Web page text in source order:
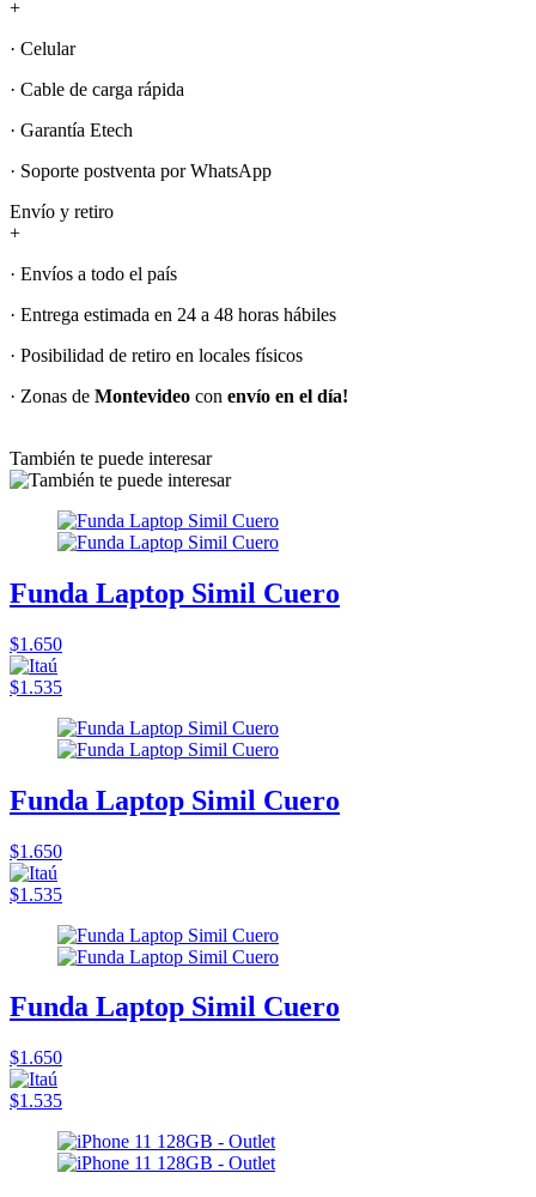
+
· Celular
· Cable de carga rápida
· Garantía Etech
· Soporte postventa por WhatsApp
Envío y retiro
+
· Envíos a todo el país
· Entrega estimada en 24 a 48 horas hábiles
· Posibilidad de retiro en locales físicos
· Zonas de Montevideo con envío en el día!
También te puede interesar
Funda Laptop Simil Cuero
$1.650
$1.535
Funda Laptop Simil Cuero
$1.650
$1.535
Funda Laptop Simil Cuero
$1.650
$1.535